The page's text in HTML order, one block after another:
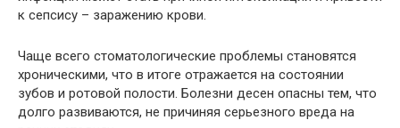
к сепсису – заражению крови.
Чаще всего стоматологические проблемы становятся
хроническими, что в итоге отражается на состоянии
зубов и ротовой полости. Болезни десен опасны тем, что
долго развиваются, не причиняя серьезного вреда на